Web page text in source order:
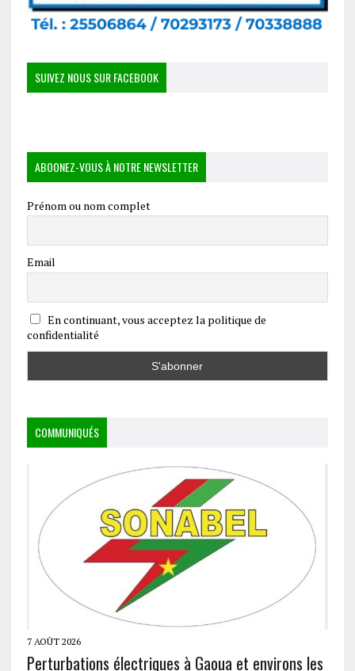
SUIVEZ NOUS SUR FACEBOOK
ABOONEZ-VOUS À NOTRE NEWSLETTER
Prénom ou nom complet
Email
En continuant, vous acceptez la politique de
confidentialité
COMMUNIQUÉS
7 AOÛT 2026
Perturbations électriques à Gaoua et environs les